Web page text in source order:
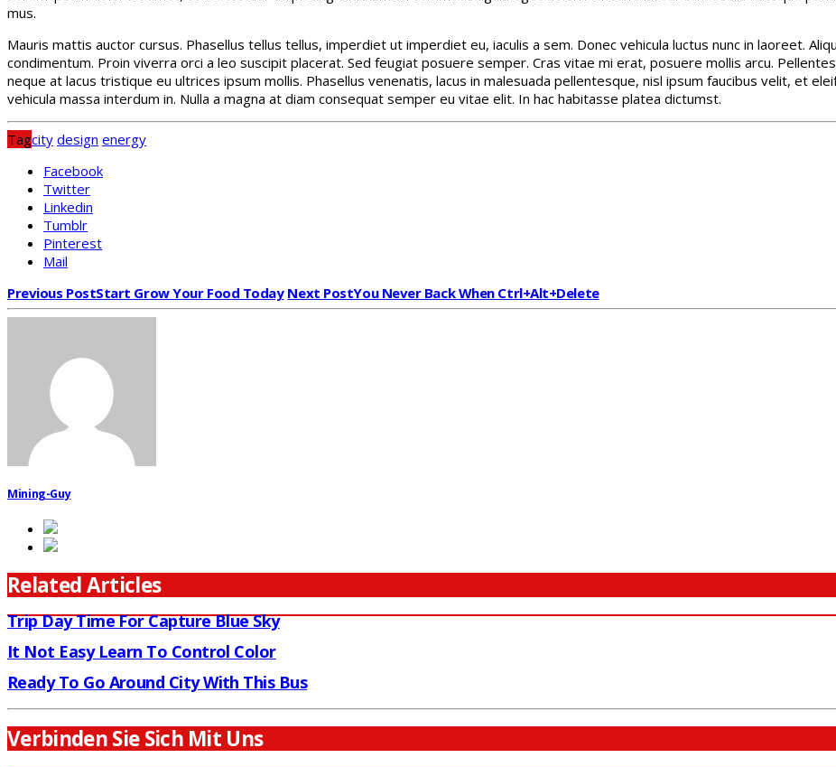
mus.
Mauris mattis auctor cursus. Phasellus tellus tellus, imperdiet ut imperdiet eu, iaculis a sem. Donec vehicula luctus nunc in laoreet.
condimentum. Proin viverra orci a leo suscipit placerat. Sed feugiat posuere semper. Cras vitae mi erat, posuere mollis arcu.
neque at lacus tristique eu ultrices ipsum mollis. Phasellus venenatis, lacus in malesuada pellentesque, nisl ipsum faucibus velit, et
vehicula massa interdum in. Nulla a magna at diam consequat semper eu vitae elit. In hac habitasse platea dictumst.
Tagcity design energy
Facebook
Twitter
Linkedin
Tumblr
Pinterest
Mail
Previous PostStart Grow Your Food Today Next PostYou Never Back When Ctrl+alt+delete
Mining-Guy
Related Articles
Trip Day Time For Capture Blue Sky
It Not Easy Learn To Control Color
Ready To Go Around City With This Bus
Verbinden Sie Sich Mit Uns